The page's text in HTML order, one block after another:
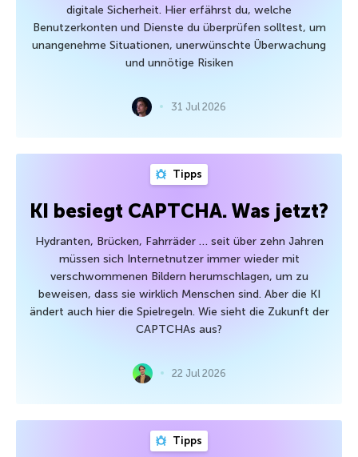
digitale Sicherheit. Hier erfährst du, welche
Benutzerkonten und Dienste du überprüfen solltest, um
unangenehme Situationen, unerwünschte Überwachung
und unnötige Risiken
31 Jul 2026
Tipps
KI besiegt CAPTCHA. Was jetzt?
Hydranten, Brücken, Fahrräder … seit über zehn Jahren
müssen sich Internetnutzer immer wieder mit
verschwommenen Bildern herumschlagen, um zu
beweisen, dass sie wirklich Menschen sind. Aber die KI
ändert auch hier die Spielregeln. Wie sieht die Zukunft der
CAPTCHAs aus?
22 Jul 2026
Tipps